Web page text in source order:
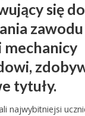
się do
zawodu
tytuły.
najwybitniejsi